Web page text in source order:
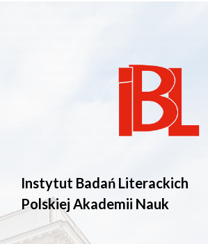
Instytut Badań Literackich
Polskiej Akademii Nauk